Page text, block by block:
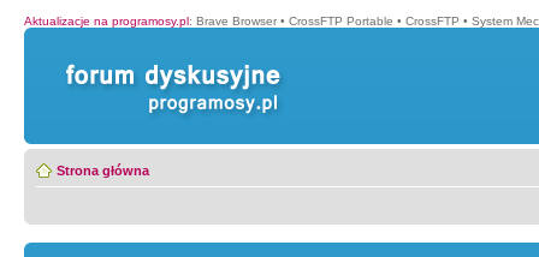
Aktualizacje na programosy.pl: Brave Browser • CrossFTP Portable • CrossFTP • System
Strona główna